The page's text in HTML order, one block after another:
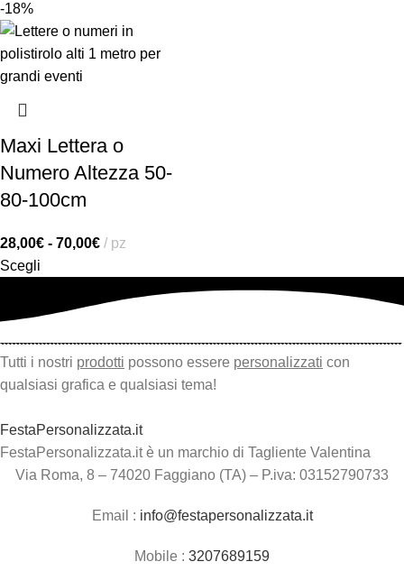
-18%
Maxi Lettera o
Numero Altezza 50-
80-100cm
28,00€ - 70,00€
pz
Scegli
Tutti i nostri prodotti possono essere personalizzati con
qualsiasi grafica e qualsiasi tema!
FestaPersonalizzata.it
FestaPersonalizzata.it è un marchio di Tagliente Valentina
Via Roma, 8 – 74020 Faggiano (TA) – P.iva: 03152790733
Email : info@festapersonalizzata.it
Mobile : 3207689159